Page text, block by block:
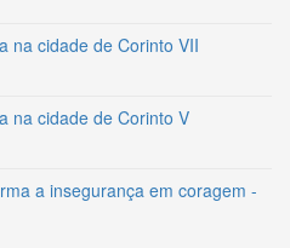
na cidade de Corinto VII
na cidade de Corinto V
a insegurança em coragem -